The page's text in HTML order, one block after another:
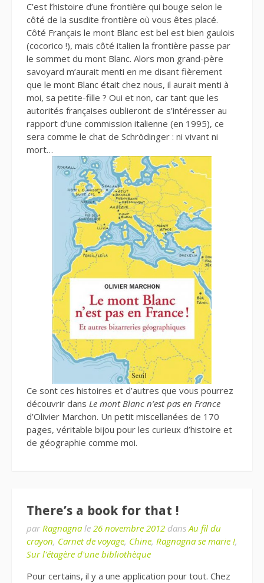
C’est l’histoire d’une frontière qui bouge selon le
côté de la susdite frontière où vous êtes placé.
Côté Français le mont Blanc est bel est bien gaulois
(cocorico !), mais côté italien la frontière passe par
le sommet du mont Blanc. Alors mon grand-père
savoyard m’aurait menti en me disant fièrement
que le mont Blanc était chez nous, il aurait menti à
moi, sa petite-fille ? Oui et non, car tant que les
autorités françaises oublieront de s’intéresser au
rapport d’une commission italienne (en 1995), ce
sera comme le chat de Schrödinger : ni vivant ni
mort…
Ce sont ces histoires et d’autres que vous pourrez
découvrir dans Le mont Blanc n’est pas en France
d’Olivier Marchon. Un petit miscellanées de 170
pages, véritable bijou pour les curieux d’histoire et
de géographie comme moi.
There’s a book for that !
par Ragnagna le 26 novembre 2012 dansAu fil du
crayon, Carnet de voyage, Chine, Ragnagna se marie !,
Sur l'étagère d'une bibliothèque
Pour certains, il y a une application pour tout. Chez